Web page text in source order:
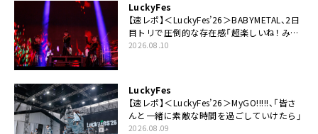
LuckyFes
【速レポ】＜LuckyFes’26＞BABYMETAL、2日
目トリで圧倒的な存在感「超楽しいね！ みん
なありがとう！」
2026.08.10
LuckyFes
【速レポ】＜LuckyFes’26＞MyGO!!!!!、「皆さ
んと一緒に素敵な時間を過ごしていけたら」
2026.08.09